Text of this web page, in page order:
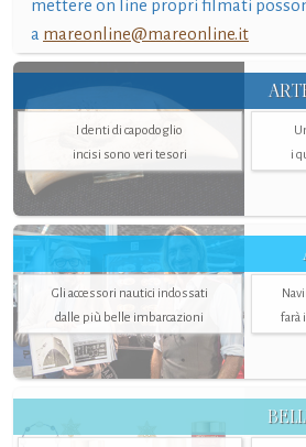
mettere on line propri filmati
a mareonline@mareonline.it
I denti di capodoglio
incisi sono veri tesori
i
Gli accessori nautici indossati
dalle più belle imbarcazioni
farà